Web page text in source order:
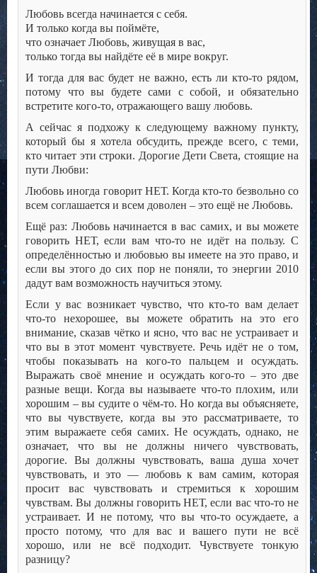
Любовь всегда начинается с себя.
И только когда вы поймёте,
что означает Любовь, живущая в вас,
только тогда вы найдёте её в мире вокруг.
И тогда для вас будет не важно, есть ли кто-то рядом,
потому что вы будете сами с собой, и обязательно
встретите кого-то, отражающего вашу любовь.
А сейчас я подхожу к следующему важному пункту,
который бы я хотела обсудить, прежде всего, с теми,
кто читает эти строки. Дорогие Дети Света, стоящие на
пути Любви:
Любовь иногда говорит НЕТ. Когда кто-то безвольно со
всем соглашается и всем доволен – это ещё не Любовь.
Ещё раз: Любовь начинается в вас самих, и вы можете
говорить НЕТ, если вам что-то не идёт на пользу. С
определённостью и любовью вы имеете на это право, и
если вы этого до сих пор не поняли, то энергии 2010
дадут вам возможность научиться этому.
Если у вас возникает чувство, что кто-то вам делает
что-то нехорошее, вы можете обратить на это его
внимание, сказав чётко и ясно, что вас не устраивает и
что вы в этот момент чувствуете. Речь идёт не о том,
чтобы показывать на кого-то пальцем и осуждать.
Выражать своё мнение и осуждать кого-то – это две
разные вещи. Когда вы называете что-то плохим, или
хорошим – вы судите о чём-то. Но когда вы объясняете,
что вы чувствуете, когда вы это рассматриваете, то
этим выражаете себя самих. Не осуждать, однако, не
означает, что вы не должны ничего чувствовать,
дорогие. Вы должны чувствовать, ваша душа хочет
чувствовать, и это — любовь к вам самим, которая
просит вас чувствовать и стремиться к хорошим
чувствам. Вы должны говорить НЕТ, если вас что-то не
устраивает. И не потому, что вы что-то осуждаете, а
просто потому, что для вас и вашего пути не всё
хорошо, или не всё подходит. Чувствуете тонкую
разницу?